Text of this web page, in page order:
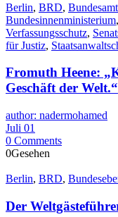
Berlin, BRD,
Bundesinnenministerium,
Verfassungsschutz,
für Justiz,
Fromuth Heene:
Geschäft der Welt.“
author: nadermohamed
Juli 01
0 Comments
0Gesehen
Berlin, BRD,
Der